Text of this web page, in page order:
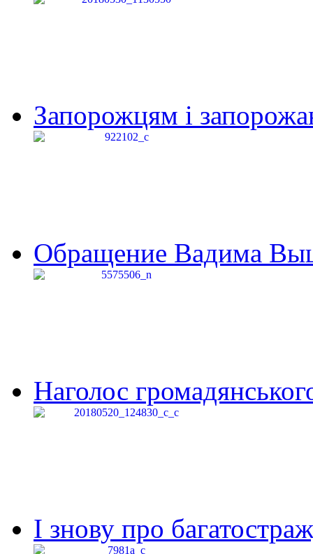
Запорожцям і
Обращение Вадима
Наголос
І знову про